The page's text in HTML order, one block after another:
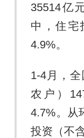
35514亿
中，住宅
4.9%。
1-4月，
农户）
4.7%。从
投资（不